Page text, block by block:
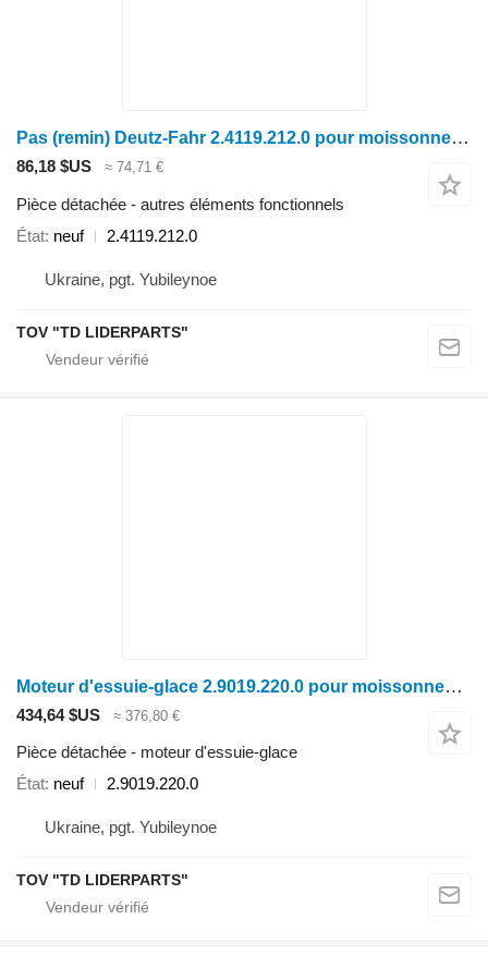
Pas (remin) Deutz-Fahr 2.4119.212.0 pour moissonneuse-batteuse
86,18 $US ≈ 74,71 €
Pièce détachée - autres éléments fonctionnels
État neuf 2.4119.212.0
Ukraine, pgt. Yubileynoe
TOV "TD LIDERPARTS"
Moteur d'essuie-glace 2.9019.220.0 pour moissonneuse-batteuse Deutz-Fahr C7206
434,64 $US ≈ 376,80 €
Pièce détachée - moteur d'essuie-glace
État neuf 2.9019.220.0
Ukraine, pgt. Yubileynoe
TOV "TD LIDERPARTS"